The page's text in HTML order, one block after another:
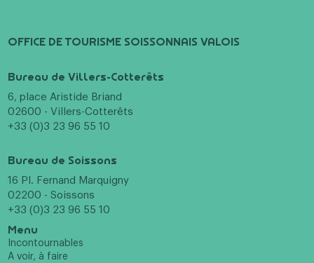
OFFICE DE TOURISME SOISSONNAIS VALOIS
Bureau de Villers-Cotterêts
6, place Aristide Briand
02600 - Villers-Cotterêts
+33 (0)3 23 96 55 10
Bureau de Soissons
16 Pl. Fernand Marquigny
02200 - Soissons
+33 (0)3 23 96 55 10
Menu
Incontournables
A voir, à faire